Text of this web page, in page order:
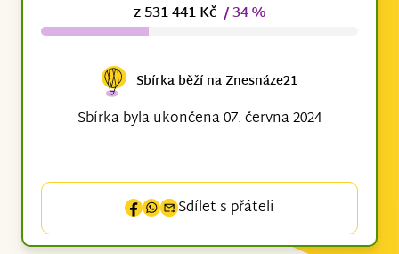
z 531 441 Kč / 34 %
Sbírka běží na Znesnáze21
Sbírka byla ukončena 07. června 2024
Sdílet s přáteli